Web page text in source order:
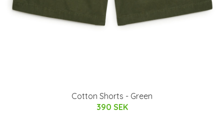
Cotton Shorts - Green
390 SEK